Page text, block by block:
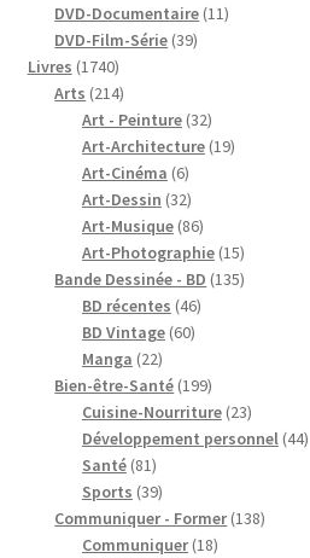
produits
DVD-Documentaire 1111
DVD-Film-Série 3939
Livres 17401740
produits
Arts 214214
produits
Art - Peinture 3232
produits
Art-Architecture 1919
Art-Cinéma 66
produits
Art-Dessin 3232
produits
Art-Musique 8686
produits
Art-Photographie 1515
produits
Bande Dessinée - BD 135135
BD récentes 4646
BD Vintage 6060
Manga 2222
produits
Bien-être-Santé 199199
produits
Cuisine-Nourriture 2323
produits
Développement personnel 4444
Santé 8181
produits
Sports 3939
produits
Communiquer - Former 138138
Communiquer 1818